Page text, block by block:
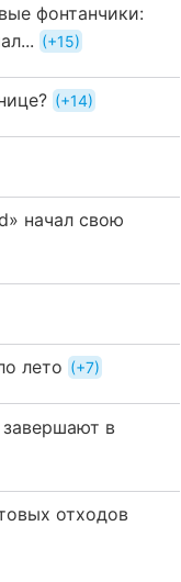
фонтанчики:
+15
+14
начал свою
лето +7
в
отходов